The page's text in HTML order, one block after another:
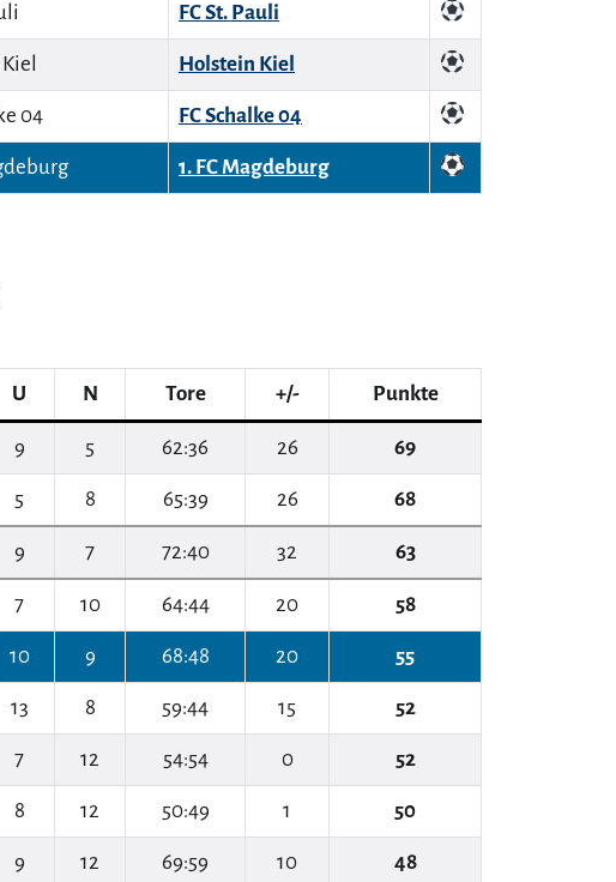
FC St. Pauli
Holstein Kiel
FC Schalke 04
1. FC Magdeburg
U N Tore +/- Punkte
9 5 62:36 26 69
5 8 65:39 26 68
9 7 72:40 32 63
7 10 64:44 20 58
10 9 68:48 20 55
13 8 59:44 15 52
7 12 54:54 0 52
8 12 50:49 1 50
9 12 69:59 10 48